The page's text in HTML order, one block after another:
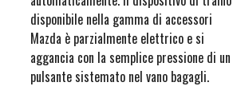
disponibile nella gamma di accessori
Mazda è parzialmente elettrico e si
aggancia con la semplice pressione di un
pulsante sistemato nel vano bagagli.